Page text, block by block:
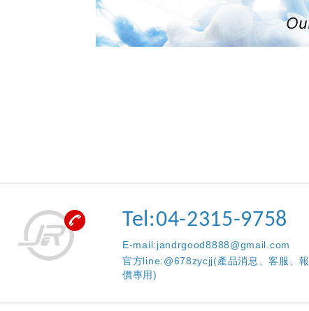
Tel:04-2315-9758
E-mail:jandrgood8888@gmail.com
官方line:@678zycjj(產品消息、客服、報
價專用)